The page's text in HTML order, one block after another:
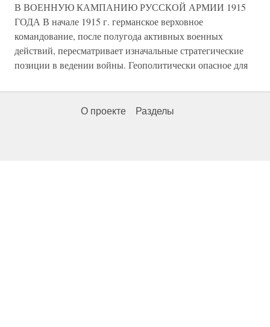
В ВОЕННУЮ КАМПАНИЮ РУССКОЙ АРМИИ 1915
ГОДА В начале 1915 г. германское верховное
командование, после полугода активных военных
действий, пересматривает изначальные стратегические
позиции в ведении войны. Геополитически опасное для
О проекте Разделы